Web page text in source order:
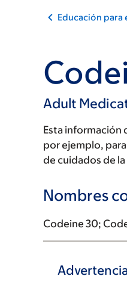
Educación para
Adult
Esta información
por ejemplo,
de cuidados de la
Nombres
Codeine 30;